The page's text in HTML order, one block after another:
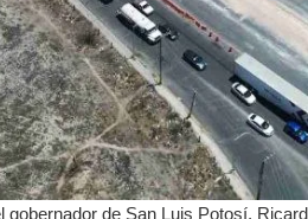
de San Luis Potosí,